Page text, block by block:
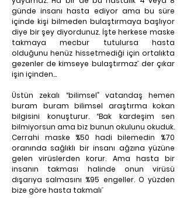
günde insanı hasta ediyor ama bu süre
içinde kişi bilmeden bulaştırmaya başlıyor
diye bir şey diyordunuz. İşte herkese maske
takmaya mecbur tutulursa hasta
olduğunu henüz hissetmediği için ortalıkta
gezenler de kimseye bulaştırmaz” der çıkar
işin içinden…
Üstün zekalı “bilimsel” vatandaş hemen
buram buram bilimsel araştırma kokan
bilgisini konuşturur. “Bak kardeşim sen
bilmiyorsun ama biz bunun okulunu okuduk.
Cerrahi maske %50 hadi bilemedin %70
oranında sağlıklı bir insanı ağzına yüzüne
gelen virüslerden korur. Ama hasta bir
insanın takması halinde onun virüsü
dışarıya salmasını %95 engeller. O yüzden
bize göre hasta takmalı”